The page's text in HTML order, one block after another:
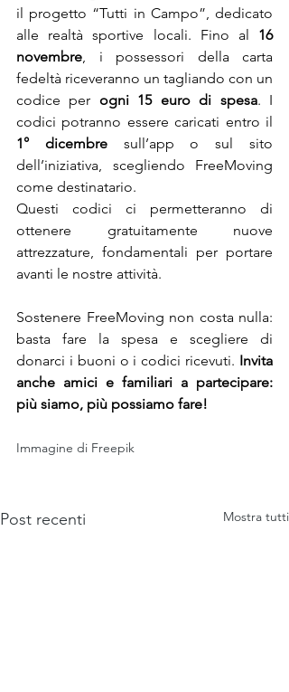
il progetto “Tutti in Campo”, dedicato
alle realtà sportive locali. Fino al 16
novembre , i possessori della carta
fedeltà riceveranno un tagliando con un
codice per ogni 15 euro di spesa. I
1° dicembre
sull’app o sul sito
dell’iniziativa, scegliendo FreeMoving
come destinatario.
Questi codici ci permetteranno di
ottenere gratuitamente nuove
attrezzature, fondamentali per portare
avanti le nostre attività.
Sostenere FreeMoving non costa nulla:
basta fare la spesa e scegliere di
donarci i buoni o i codici ricevuti. Invita
anche amici e familiari a partecipare:
più siamo, più possiamo fare!
Immagine di Freepik
Post recenti Mostra tutti